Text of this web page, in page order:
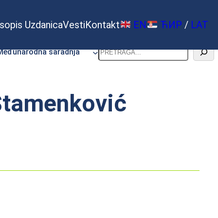
UzdanicaVestiKontakt EN ЋИР / LAT
saradnja Pretraga